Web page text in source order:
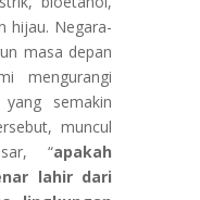
hijau. Negara-
masa depan
mengurangi
semakin
muncul
“apakah
lahir dari